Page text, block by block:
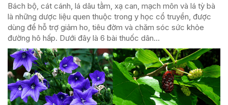
Bách bộ, cát cánh, lá dâu tằm, xạ can, mạch môn và lá tỳ bà
là những dược liệu quen thuộc trong y học cổ truyền, được
dùng để hỗ trợ giảm ho, tiêu đờm và chăm sóc sức khỏe
đường hô hấp. Dưới đây là 6 bài thuốc dân...